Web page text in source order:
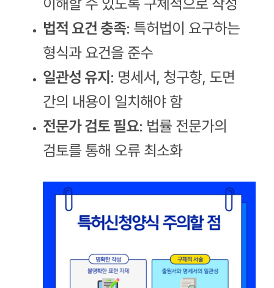
이해할 수 있도록 구체적으로 작성
법적 요건 충족: 특허법이 요구하는
형식과 요건을 준수
일관성 유지 : 명세서, 청구항, 도면
간의 내용이 일치해야 함
전문가 검토 필요: 법률 전문가의
검토를 통해 오류 최소화